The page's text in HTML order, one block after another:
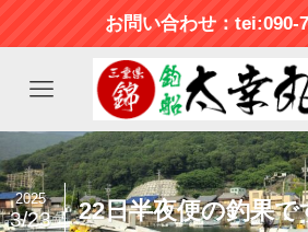
お問い合わせ：tei:090-
22日半夜便の釣果で
2025
3/23